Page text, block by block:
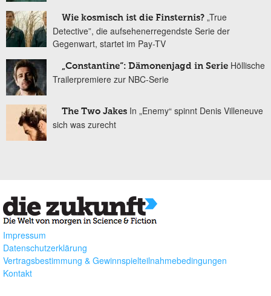
Wie kosmisch ist die Finsternis? „True
Detective”, die aufsehenerregendste Serie der
Gegenwart, startet im Pay-TV
„Constantine“: Dämonenjagd in Serie Höllische
Trailerpremiere zur NBC-Serie
The Two Jakes In „Enemy“ spinnt Denis Villeneuve
sich was zurecht
Impressum
Datenschutzerklärung
Vertragsbestimmung & Gewinnspielteilnahmebedingungen
Kontakt